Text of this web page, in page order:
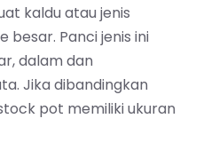
kaldu atau jenis
besar. Panci jenis ini
dalam dan
Jika dibandingkan
pot memiliki ukuran